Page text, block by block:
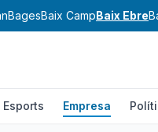
BagesBaix CampBaix Ebre
Esports Empresa